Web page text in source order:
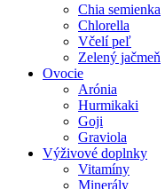
Chia semienka
Chlorella
Včelí peľ
Zelený jačmeň
Ovocie
Arónia
Hurmikaki
Goji
Graviola
Výživové doplnky
Vitamíny
Minerály